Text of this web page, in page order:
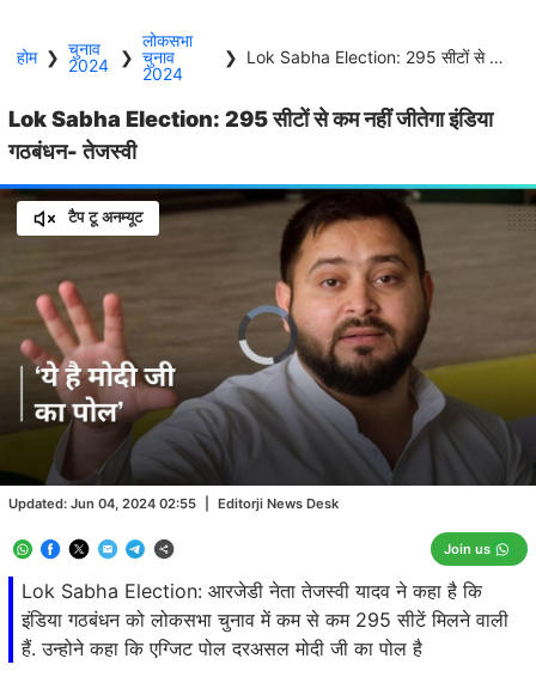
होम ❯ चुनाव
2024
❯
लोकसभा
चुनाव
2024
❯ Lok Sabha Election: 295 सीटों से कम नहीं जीतेगा इंडिया गठबंधन- तेजस्वी
Lok Sabha Election: 295 सीटों से कम नहीं जीतेगा इंडिया
गठबंधन- तेजस्वी
Lok Sabha Election: आरजेडी नेता तेजस्वी यादव ने कहा है कि
इंडिया गठबंधन को लोकसभा चुनाव में कम से कम 295 सीटें मिलने वाली
हैं. उन्होने कहा कि एग्जिट पोल दरअसल मोदी जी का पोल है
Updated: Jun 04, 2024 02:55 Editorji News Desk
Join us
टैप टू अनम्यूट
Video
Player
is
loading.